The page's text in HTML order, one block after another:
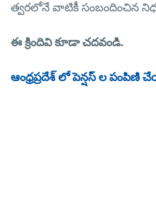
త్వరలోనే వాటికీ సంబందించిన
ఈ క్రిందివి కూడా చదవండి.
ఆంధ్రప్రదేశ్ లో పెన్షస్ ల పంపిణి